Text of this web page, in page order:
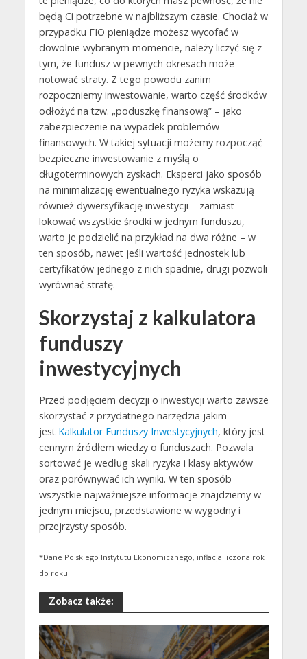
będą Ci potrzebne w najbliższym czasie. Chociaż w
przypadku FIO pieniądze możesz wycofać w
dowolnie wybranym momencie, należy liczyć się z
tym, że fundusz w pewnych okresach może
notować straty. Z tego powodu zanim
rozpoczniemy inwestowanie, warto część środków
odłożyć na tzw. „poduszkę finansową” – jako
zabezpieczenie na wypadek problemów
finansowych. W takiej sytuacji możemy rozpocząć
bezpieczne inwestowanie z myślą o
długoterminowych zyskach. Eksperci jako sposób
na minimalizację ewentualnego ryzyka wskazują
również dywersyfikację inwestycji – zamiast
lokować wszystkie środki w jednym funduszu,
warto je podzielić na przykład na dwa różne – w
ten sposób, nawet jeśli wartość jednostek lub
certyfikatów jednego z nich spadnie, drugi pozwoli
wyrównać stratę.
Skorzystaj z kalkulatora
funduszy
inwestycyjnych
Przed podjęciem decyzji o inwestycji warto zawsze
skorzystać z przydatnego narzędzia jakim
jest Kalkulator Funduszy Inwestycyjnych, który jest
cennym źródłem wiedzy o funduszach. Pozwala
sortować je według skali ryzyka i klasy aktywów
oraz porównywać ich wyniki. W ten sposób
wszystkie najważniejsze informacje znajdziemy w
jednym miejscu, przedstawione w wygodny i
przejrzysty sposób.
*Dane Polskiego Instytutu Ekonomicznego, inflacja liczona rok
do roku.
Zobacz także: